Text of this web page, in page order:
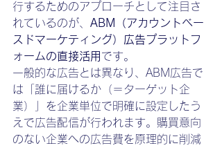
行するためのアプローチとして注目さ
れているのが、 ABM（アカウントベー
スドマーケティング）広告プラットフ
ォームの直接活用 です。
一般的な広告とは異なり、ABM広告で
は「誰に届けるか（＝ターゲット企
業）」を企業単位で明確に設定したう
えで広告配信が行われます。購買意向
のない企業への広告費を原理的に削減